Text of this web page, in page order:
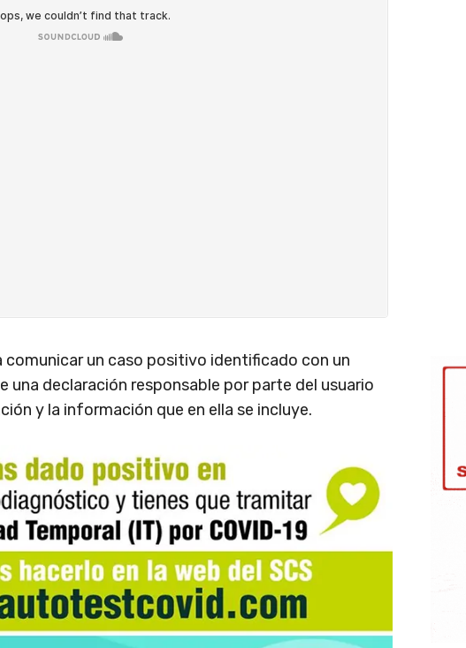
comunicar un caso positivo identificado con un
declaración responsable por parte del usuario
y la información que en ella se incluye.